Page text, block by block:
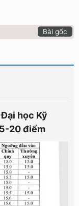
Bài gốc
học Kỹ
20 điểm